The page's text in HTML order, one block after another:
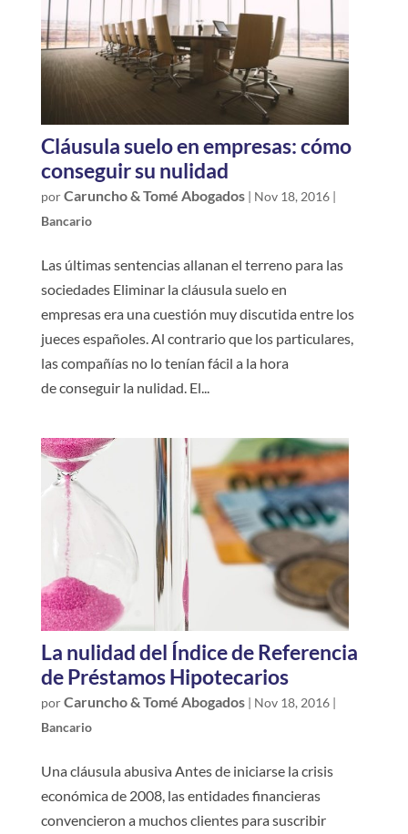
Cláusula suelo en empresas: cómo
conseguir su nulidad
porCaruncho & Tomé Abogados| Nov 18, 2016|
Bancario
Las últimas sentencias allanan el terreno para las
sociedades Eliminar la cláusula suelo en
empresas era una cuestión muy discutida entre los
jueces españoles. Al contrario que los particulares,
las compañías no lo tenían fácil a la hora
de conseguir la nulidad. El...
La nulidad del Índice de Referencia
de Préstamos Hipotecarios
porCaruncho & Tomé Abogados| Nov 18, 2016|
Bancario
Una cláusula abusiva Antes de iniciarse la crisis
económica de 2008, las entidades financieras
convencieron a muchos clientes para suscribir